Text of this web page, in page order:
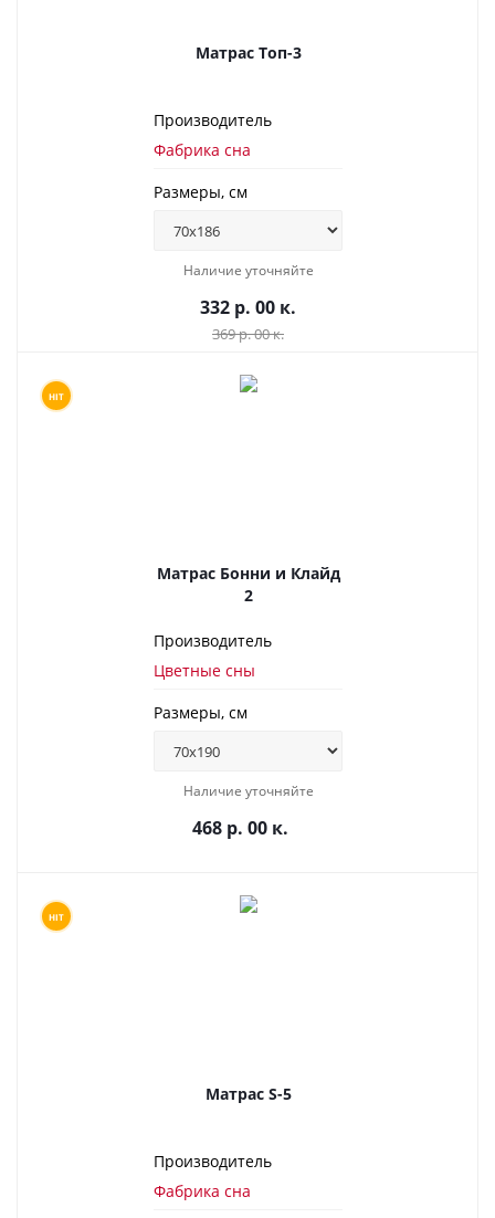
Матрас Топ-3
Производитель
Фабрика сна
Размеры, см
Наличие уточняйте
332 р. 00 к.
369 р. 00 к.
HIT
Матрас Бонни и Клайд
2
Производитель
Цветные сны
Размеры, см
Наличие уточняйте
468 р. 00 к.
HIT
Матрас S-5
Производитель
Фабрика сна